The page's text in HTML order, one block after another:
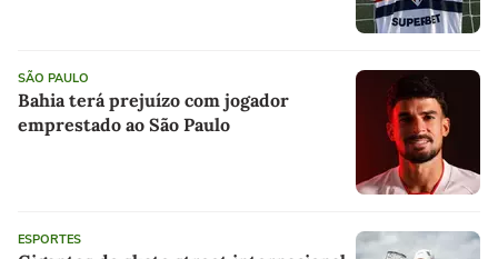
SÃO PAULO
Bahia terá prejuízo com jogador
emprestado ao São Paulo
ESPORTES